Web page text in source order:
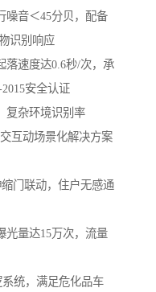
噪音＜45分贝，配备
识别响应
落速度达0.6秒/次，承
安全认证
复杂环境识别率
互动场景化解决方案‌
门联动，住户无感通
光量达15万次，流量
统，满足危化品车